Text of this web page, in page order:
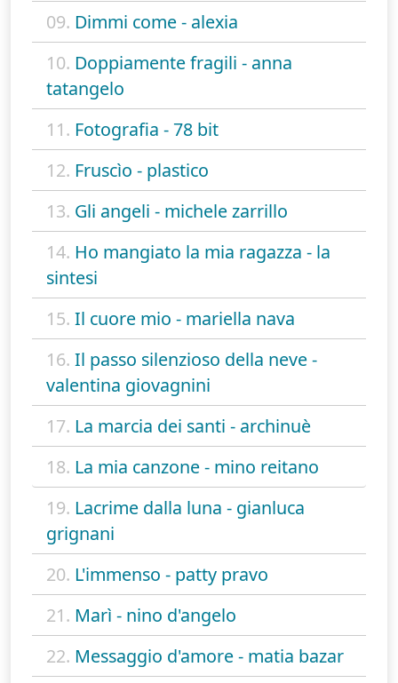
09. Dimmi come - alexia
10. Doppiamente fragili - anna
tatangelo
11. Fotografia - 78 bit
12. Fruscìo - plastico
13. Gli angeli - michele zarrillo
14. Ho mangiato la mia ragazza - la
sintesi
15. Il cuore mio - mariella nava
16. Il passo silenzioso della neve -
valentina giovagnini
17. La marcia dei santi - archinuè
18. La mia canzone - mino reitano
19. Lacrime dalla luna - gianluca
grignani
20. L'immenso - patty pravo
21. Marì - nino d'angelo
22. Messaggio d'amore - matia bazar